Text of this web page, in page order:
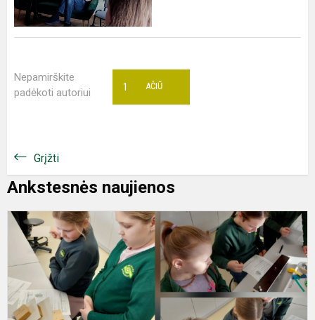
Nepamirškite
padėkoti autoriui
AČIŪ
1
Grįžti
Ankstesnės naujienos